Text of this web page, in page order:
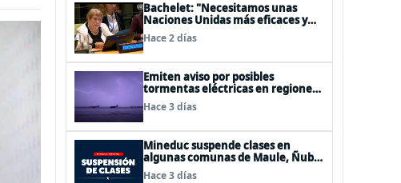
Bachelet: "Necesitamos unas
Naciones Unidas más eficaces y
cercanas a las personas"
Hace 2 días
Emiten aviso por posibles
tormentas eléctricas en regiones
de Los Lagos y Aysén
Hace 3 días
Mineduc suspende clases en
algunas comunas de Maule, Ñuble
y La Araucanía para este lunes
Hace 3 días